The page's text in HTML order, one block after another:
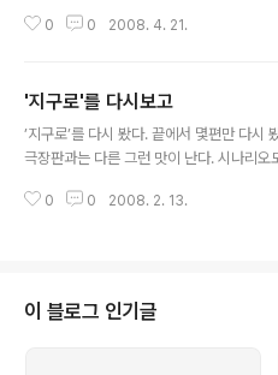
0 0 2008. 4. 21.
'지구로'를 다시보고
’지구로’를 다시 봤다. 끝에서 몇편만 다시
극장판과는 다른 그런 맛이 난다. 시나리
훨씬 더..." "셀 수 없이 많은 걸 파괴해온 인
도...키이스..." "죠미!..." "...상자에 마지막에
에 남은건 희망이다.....
0 0 2008. 2. 13.
이 블로그 인기글